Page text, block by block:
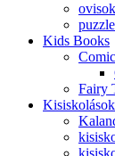
Kids Books
Fairy